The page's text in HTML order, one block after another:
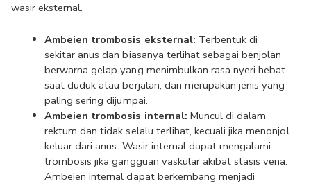
wasir eksternal.
Ambeien trombosis eksternal: Terbentuk di
sekitar anus dan biasanya terlihat sebagai benjolan
berwarna gelap yang menimbulkan rasa nyeri hebat
saat duduk atau berjalan, dan merupakan jenis yang
paling sering dijumpai.
Ambeien trombosis internal: Muncul di dalam
rektum dan tidak selalu terlihat, kecuali jika menonjol
keluar dari anus. Wasir internal dapat mengalami
trombosis jika gangguan vaskular akibat stasis vena.
Ambeien internal dapat berkembang menjadi